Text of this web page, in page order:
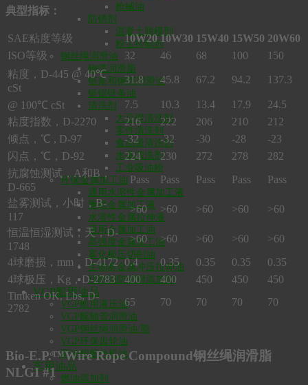
枪械油
防锈剂
混凝土脱模剂
粉尘抑制剂
钢丝绳润滑油
钢缆润滑脂
链条和钢缆润滑油
链锯链条油
清洗剂
大豆橙清洗剂
零件清洗剂
食品级清洗剂
水基清洗剂
工业吸油粉
环保金属加工油
通用水溶性金属加工液
重载金属加工液
水溶性金属拉伸液
通用金属加工油
高强度金属加工油
雾化极压切削油
生物基金属冲压拉伸油
切削油防粘附添加剂
VGP船用油品
VGP船用液压油
VGP艉轴管润滑油
VGP钢丝绳润滑油/脂
VGP环保齿轮油
两冲程舷外机油
车用油品
燃油添加剂
典型指标：
SAE粘度等级 10W20 10W30 15W40 15W50 20W60
ISO等级
32 46 68 100
150
粘度，D-445 @ 40℃
cSt
31.8 45.8 67.2 94.2 137.3
@ 100℃ cSt 7.5 10.3 13.4 17.9
24.5
粘度指数，D-2270
216 222 206 210
212
倾点，℃ , D-97
-32 -32 -30 -28
-23
闪点，℃，D-92
224 230 272 278
282
抗腐蚀测试，A和B，
D-665
Pass Pass Pass Pass
Pass
盐雾测试，小时，B-
117
>60 >60 >60 >60
>60
恒温恒湿测试，天，D-
1748
>60 >60 >60 >60
>60
4球磨损，mm，D-4172 0.4 0.35 0.35 0.35
0.35
4球极压，Kg，D-2783
400 400 450 450
450
Timken OK, Lbs, D-
2782
65 70 70 70 70
Bio-E.P.™Wire Rope Compound钢丝绳润滑脂
NLGI #1